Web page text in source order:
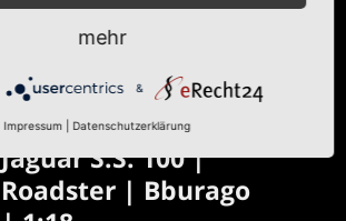
Jaguar S.S. 100 |
Roadster | Bburago
mehr
&
Impressum Datenschutzerklärung